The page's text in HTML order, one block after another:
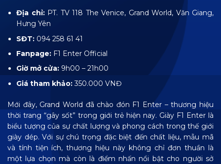
Địa chỉ:PT. TV 118 The Venice, Grand World, Văn Giang,
Hưng Yên
SĐT: 094 258 61 41
Fanpage: F1 Enter Official
Giờ mở cửa: 9h00 – 21h00
Giá tham khảo:350.000 VNĐ
Mới đây, Grand World đã chào đón F1 Enter – thương hiệu
thời trang “gây sốt” trong giới trẻ hiện nay. Giày F1 Enter là
biểu tượng của sự chất lượng và phong cách trong thế giới
giày dép. Với sự chú trọng đặc biệt đến chất liệu, mẫu mã
và tính tiện ích, thương hiệu này không chỉ đơn thuần là
một lựa chọn mà còn là điểm nhấn nổi bật cho người sở